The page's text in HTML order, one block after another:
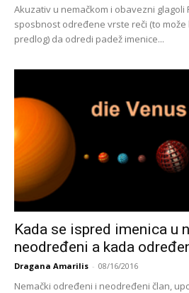
Akuzativ u nemačkom i obavezni glagoli
sposbnost određene vrste reči (to može
predlog) da odredi padež imenice...
Kada se ispred imenica u
neodređeni a kada
Dragana Amarilis - 08/16/2016
Nemački određeni i neodređeni član,